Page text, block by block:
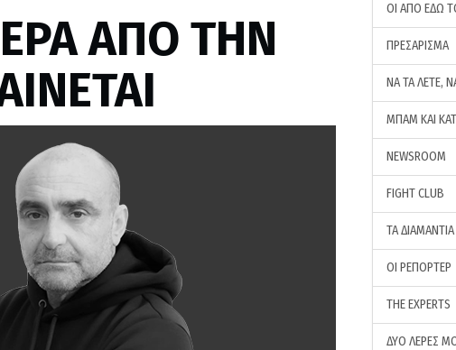
ΑΠΟ ΤΗΝ
ΟΙ ΑΠΟ ΕΔΩ
ΠΡΕΣΑΡΙΣΜΑ
ΝΑ ΤΑ ΛΕΤΕ,
ΜΠΑΜ ΚΑΙ
NEWSROOM
FIGHT CLUB
ΤΑ
ΟΙ ΡΕΠΟΡΤΕΡ
THE EXPERTS
ΔΥΟ ΛΕΡΕΣ